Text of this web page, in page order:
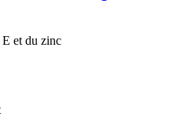
et du zinc